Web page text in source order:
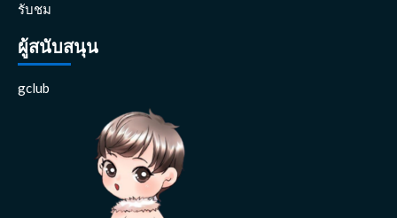
รับชม
ผู้สนับสนุน
gclub